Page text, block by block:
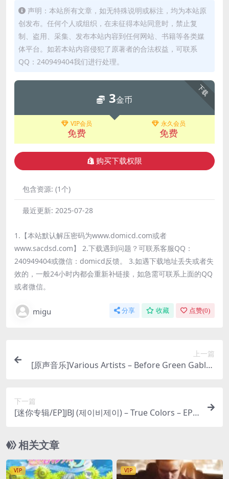
声明：本站所有文章，如无特殊说明或标注，均为本站原
创发布。任何个人或组织，在未征得本站同意时，禁止复
制、盗用、采集、发布本站内容到任何网站、书籍等各类媒
体平台。如若本站内容侵犯了原著者的合法权益，可联系
QQ：240949404我们进行处理。
下载
3金币
VIP会员
免费
永久会员
免费
购买下载权限
包含资源: (1个)
最近更新: 2025-07-28
1.【本站默认解压密码为www.domicd.com或者
www.sacdsd.com】 2.下载遇到问题？可联系客服QQ：
240949404或微信：domicd反馈。 3.如遇下载地址丢失或者失
效的，一般24小时内都会重新补链接，如急需可联系上面的QQ
或者微信。
migu 分享 收藏 点赞(0)
上一篇
[原声音乐]Various Artists – Before Green Gables
下一篇
[迷你专辑/EP]JBJ (제이비제이) – True Colors – EP [i
相关文章
VIP VIP